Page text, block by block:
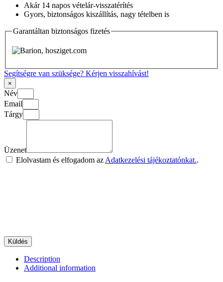
Akár 14 napos vételár-visszatérítés
Gyors, biztonságos kiszállítás, nagy tételben is
Garantáltan biztonságos fizetés
Segítségre van szüksége? Kérjen visszahívást!
×
Név
Email
Tárgy
Üzenet
Elolvastam és elfogadom az Adatkezelési tájékoztatónkat..
Küldés
Description
Additional information